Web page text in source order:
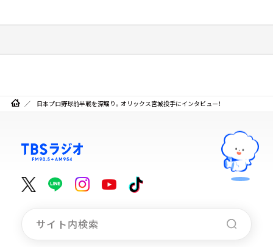
日本プロ野球前半戦を深堀り。オリックス宮城投手にインタビュー！